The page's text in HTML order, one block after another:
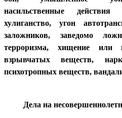
насильственные действия
хулиганство, угон
заложников, заведомо
терроризма, хищение или
взрывчатых веществ,
психотропных веществ,
Дела на